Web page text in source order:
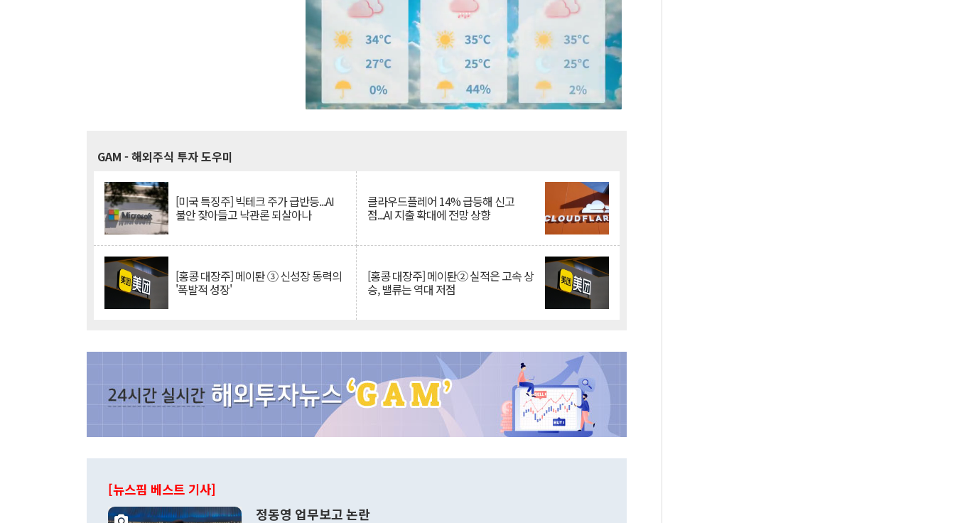
GAM - 해외주식 투자 도우미
[미국 특징주] 빅테크 주가 급반등...AI
불안 잦아들고 낙관론 되살아나
클라우드플레어 14% 급등해 신고
점...AI 지출 확대에 전망 상향
[홍콩 대장주] 메이퇀 ③ 신성장 동력의
'폭발적 성장'
[홍콩 대장주] 메이퇀② 실적은 고속 상
승, 밸류는 역대 저점
[뉴스핌 베스트 기사]
정동영 업무보고 논란